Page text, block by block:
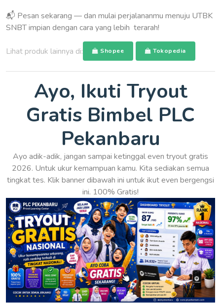
📬 Pesan sekarang — dan mulai perjalananmu menuju UTBK
SNBT impian dengan cara yang lebih terarah!
Lihat produk lainnya di: Shopee Tokopedia
Ayo, Ikuti Tryout
Gratis Bimbel PLC
Pekanbaru
Ayo adik-adik, jangan sampai ketinggal even tryout gratis
2026. Untuk ukur kemampuan kamu. Kita sediakan semua
tingkat tes. Klik banner dibawah ini untuk ikut even bergengsi
ini. 100% Gratis!